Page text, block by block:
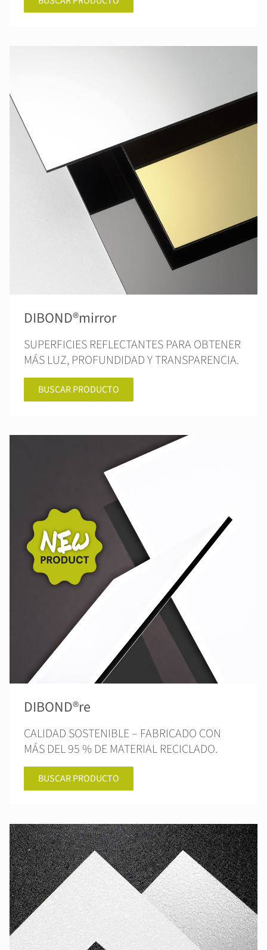
DIBOND®mirror
SUPERFICIES REFLECTANTES PARA OBTENER
MÁS LUZ, PROFUNDIDAD Y TRANSPARENCIA.
BUSCAR PRODUCTO
DIBOND®re
CALIDAD SOSTENIBLE – FABRICADO CON
MÁS DEL 95 % DE MATERIAL RECICLADO.
BUSCAR PRODUCTO